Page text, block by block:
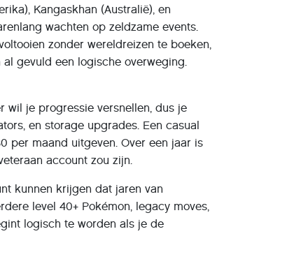
Kangaskhan (Australië), en
wachten op zeldzame events.
zonder wereldreizen te boeken,
al gevuld een logische overweging.
wil je progressie versnellen, dus je
en storage upgrades. Een casual
per maand uitgeven. Over een jaar is
account zou zijn.
kunnen krijgen dat jaren van
level 40+ Pokémon, legacy moves,
logisch te worden als je de